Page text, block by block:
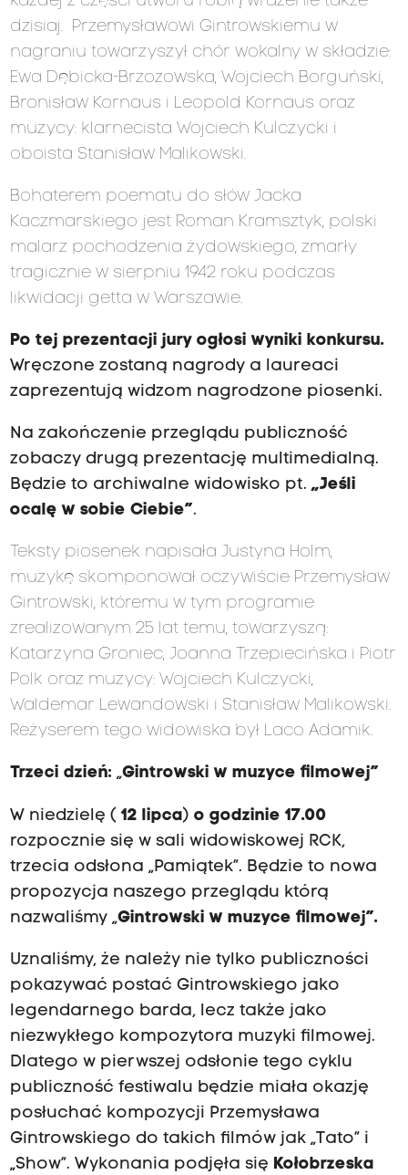
dzisiaj. Przemysławowi Gintrowskiemu w
nagraniu towarzyszył chór wokalny w składzie:
Ewa Dębicka-Brzozowska, Wojciech Borguński,
Bronisław Kornaus i Leopold Kornaus oraz
muzycy: klarnecista Wojciech Kulczycki i
oboista Stanisław Malikowski.
Bohaterem poematu do słów Jacka
Kaczmarskiego jest Roman Kramsztyk, polski
malarz pochodzenia żydowskiego, zmarły
tragicznie w sierpniu 1942 roku podczas
likwidacji getta w Warszawie.
Po tej prezentacji jury ogłosi wyniki konkursu.
Wręczone zostaną nagrody a laureaci
zaprezentują widzom nagrodzone piosenki.
Na zakończenie przeglądu publiczność
zobaczy drugą prezentację multimedialną.
Będzie to archiwalne widowisko pt. „Jeśli
ocalę w sobie Ciebie”.
Teksty piosenek napisała Justyna Holm,
muzykę skomponował oczywiście Przemysław
Gintrowski, któremu w tym programie
zrealizowanym 25 lat temu, towarzyszą:
Katarzyna Groniec, Joanna Trzepiecińska i Piotr
Polk oraz muzycy: Wojciech Kulczycki,
Waldemar Lewandowski i Stanisław Malikowski.
Reżyserem tego widowiska był Laco Adamik.
Trzeci dzień: „Gintrowski w muzyce filmowej”
W niedzielę (12 lipca) o godzinie 17.00
rozpocznie się w sali widowiskowej RCK,
trzecia odsłona „Pamiątek”. Będzie to nowa
propozycja naszego przeglądu którą
nazwaliśmy „Gintrowski w muzyce filmowej”.
Uznaliśmy, że należy nie tylko publiczności
pokazywać postać Gintrowskiego jako
legendarnego barda, lecz także jako
niezwykłego kompozytora muzyki filmowej.
Dlatego w pierwszej odsłonie tego cyklu
publiczność festiwalu będzie miała okazję
posłuchać kompozycji Przemysława
Gintrowskiego do takich filmów jak „Tato” i
„Show”. Wykonania podjęła się Kołobrzeska